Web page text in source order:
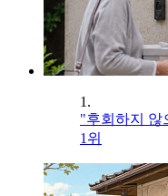
1.
"후회하지 않
1위